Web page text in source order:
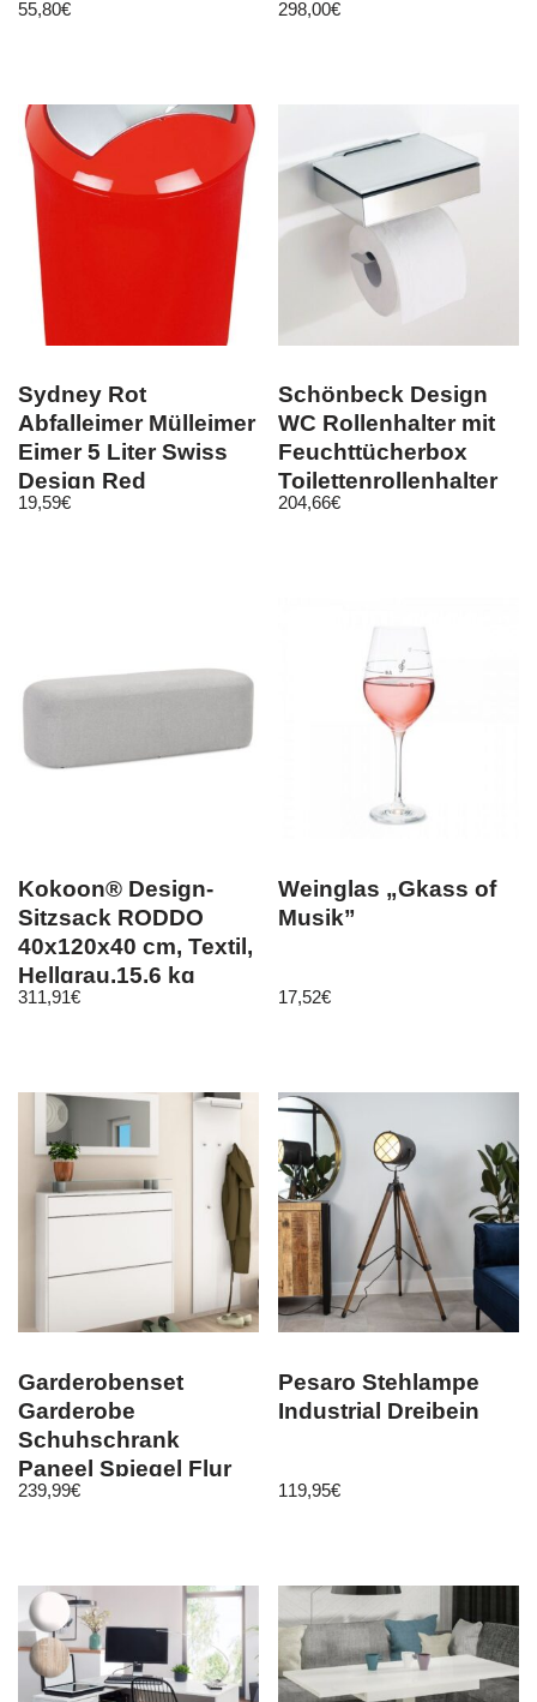
55,80€ 298,00€
Sydney Rot
Abfalleimer Mülleimer
Eimer 5 Liter Swiss
Design Red
19,59€
Schönbeck Design
WC Rollenhalter mit
Feuchttücherbox
Toilettenrollenhalter
weiß
204,66€
Kokoon® Design-
Sitzsack RODDO
40x120x40 cm, Textil,
Hellgrau,15,6 kg
311,91€
Weinglas „Gkass of
Musik”
17,52€
Garderobenset
Garderobe
Schuhschrank
Paneel Spiegel Flur
Diele Set Weiß – Oliva
239,99€
Pesaro Stehlampe
Industrial Dreibein
119,95€